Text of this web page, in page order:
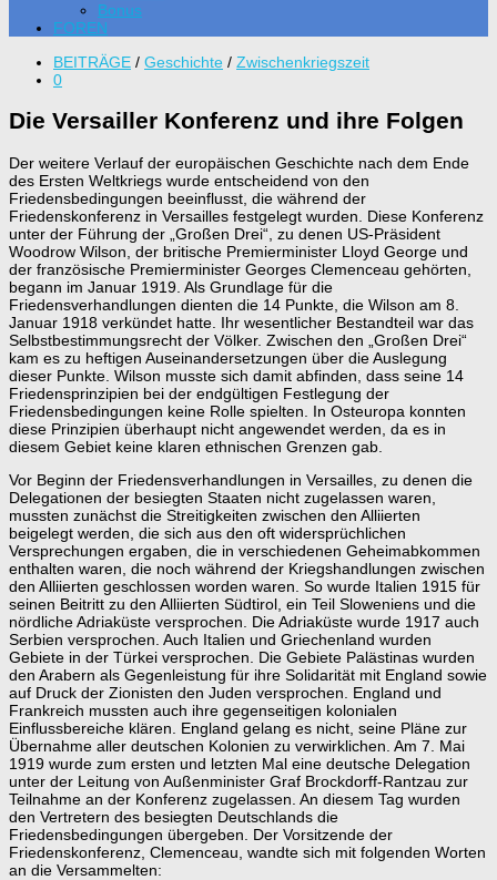
Bonus
FOREN
BEITRÄGE / Geschichte / Zwischenkriegszeit
0
Die Versailler Konferenz und ihre Folgen
Der weitere Verlauf der europäischen Geschichte nach dem Ende
des Ersten Weltkriegs wurde entscheidend von den
Friedensbedingungen beeinflusst, die während der
Friedenskonferenz in Versailles festgelegt wurden. Diese Konferenz
unter der Führung der „Großen Drei“, zu denen US-Präsident
Woodrow Wilson, der britische Premierminister Lloyd George und
der französische Premierminister Georges Clemenceau gehörten,
begann im Januar 1919. Als Grundlage für die
Friedensverhandlungen dienten die 14 Punkte, die Wilson am 8.
Januar 1918 verkündet hatte. Ihr wesentlicher Bestandteil war das
Selbstbestimmungsrecht der Völker. Zwischen den „Großen Drei“
kam es zu heftigen Auseinandersetzungen über die Auslegung
dieser Punkte. Wilson musste sich damit abfinden, dass seine 14
Friedensprinzipien bei der endgültigen Festlegung der
Friedensbedingungen keine Rolle spielten. In Osteuropa konnten
diese Prinzipien überhaupt nicht angewendet werden, da es in
diesem Gebiet keine klaren ethnischen Grenzen gab.
Vor Beginn der Friedensverhandlungen in Versailles, zu denen die
Delegationen der besiegten Staaten nicht zugelassen waren,
mussten zunächst die Streitigkeiten zwischen den Alliierten
beigelegt werden, die sich aus den oft widersprüchlichen
Versprechungen ergaben, die in verschiedenen Geheimabkommen
enthalten waren, die noch während der Kriegshandlungen zwischen
den Alliierten geschlossen worden waren. So wurde Italien 1915 für
seinen Beitritt zu den Alliierten Südtirol, ein Teil Sloweniens und die
nördliche Adriaküste versprochen. Die Adriaküste wurde 1917 auch
Serbien versprochen. Auch Italien und Griechenland wurden
Gebiete in der Türkei versprochen. Die Gebiete Palästinas wurden
den Arabern als Gegenleistung für ihre Solidarität mit England sowie
auf Druck der Zionisten den Juden versprochen. England und
Frankreich mussten auch ihre gegenseitigen kolonialen
Einflussbereiche klären. England gelang es nicht, seine Pläne zur
Übernahme aller deutschen Kolonien zu verwirklichen. Am 7. Mai
1919 wurde zum ersten und letzten Mal eine deutsche Delegation
unter der Leitung von Außenminister Graf Brockdorff-Rantzau zur
Teilnahme an der Konferenz zugelassen. An diesem Tag wurden
den Vertretern des besiegten Deutschlands die
Friedensbedingungen übergeben. Der Vorsitzende der
Friedenskonferenz, Clemenceau, wandte sich mit folgenden Worten
an die Versammelten: